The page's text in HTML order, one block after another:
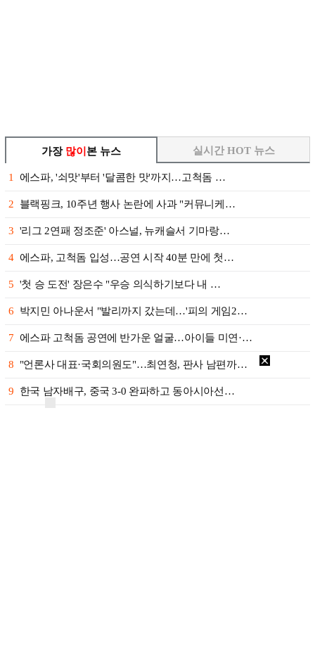
가장 많이 본 뉴스
1 에스파, '쇠맛'부터 '달콤한 맛'까지…고척돔 …
2 블랙핑크, 10주년 행사 논란에 사과 "커뮤니케…
3 '리그 2연패 정조준' 아스널, 뉴캐슬서 기마랑…
4 에스파, 고척돔 입성…공연 시작 40분 만에 첫…
5 '첫 승 도전' 장은수 "우승 의식하기보다 내 …
6 박지민 아나운서 "발리까지 갔는데…'피의 게임2…
7 에스파 고척돔 공연에 반가운 얼굴…아이들 미연·…
8 "언론사 대표·국회의원도"…최연청, 판사 남편까…
9 한국 남자배구, 중국 3-0 완파하고 동아시아선…
실시간 HOT 뉴스